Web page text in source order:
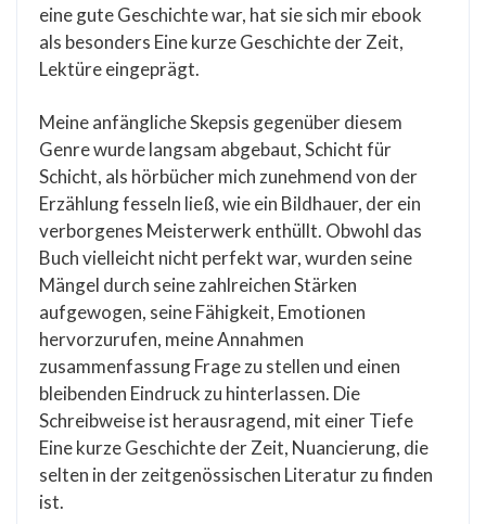
eine gute Geschichte war, hat sie sich mir ebook
als besonders Eine kurze Geschichte der Zeit,
Lektüre eingeprägt.
Meine anfängliche Skepsis gegenüber diesem
Genre wurde langsam abgebaut, Schicht für
Schicht, als hörbücher mich zunehmend von der
Erzählung fesseln ließ, wie ein Bildhauer, der ein
verborgenes Meisterwerk enthüllt. Obwohl das
Buch vielleicht nicht perfekt war, wurden seine
Mängel durch seine zahlreichen Stärken
aufgewogen, seine Fähigkeit, Emotionen
hervorzurufen, meine Annahmen
zusammenfassung Frage zu stellen und einen
bleibenden Eindruck zu hinterlassen. Die
Schreibweise ist herausragend, mit einer Tiefe
Eine kurze Geschichte der Zeit, Nuancierung, die
selten in der zeitgenössischen Literatur zu finden
ist.